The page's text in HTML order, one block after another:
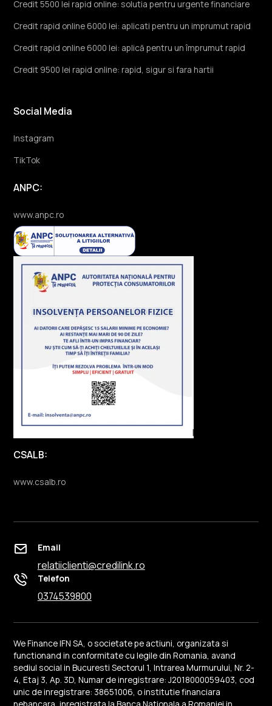
Credit 5500 lei rapid online: solutia pentru urgente financiare
Credit rapid online 6000 lei: aplicati pentru un imprumut rapid
Credit rapid online 6000 lei: aplică pentru un împrumut rapid
Credit 9500 lei rapid online: rapid, sigur si fara hartii
Social Media
Instagram
TikTok
ANPC:
www.anpc.ro
CSALB:
www.csalb.ro
Email
relatiiclienti@credilink.ro
Telefon
0374539800
We Finance IFN SA, o societate pe actiuni, organizata si
functionand in conformitate cu legile din Romania, avand
sediul social in Bucuresti Sectorul 1, Intrarea Murmurului, Nr. 2-
4, Etaj 3, Ap. 3D, Numar de inregistrare: J2018000059403, cod
unic de inregistrare: 38651006, o institutie financiara